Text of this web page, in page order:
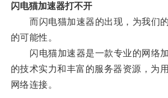
闪电猫加速器打不开
而闪电猫加速器的出现，为我们
的可能性。
闪电猫加速器是一款专业的网络加
的技术实力和丰富的服务器资源，为
网络连接。